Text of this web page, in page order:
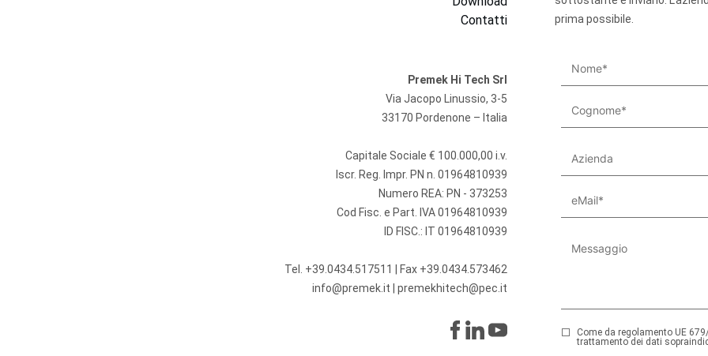
Contatti
Premek Hi Tech Srl
Via Jacopo Linussio, 3-5
33170 Pordenone – Italia
Capitale Sociale € 100.000,00 i.v.
Iscr. Reg. Impr. PN n. 01964810939
Numero REA: PN - 373253
Cod Fisc. e Part. IVA 01964810939
ID FISC.: IT 01964810939
Tel. +39.0434.517511
| Fax +39.0434.573462
info@premek.it
premekhitech@pec.it
prima possibile.
Come da regolamento UE
trattamento dei dati